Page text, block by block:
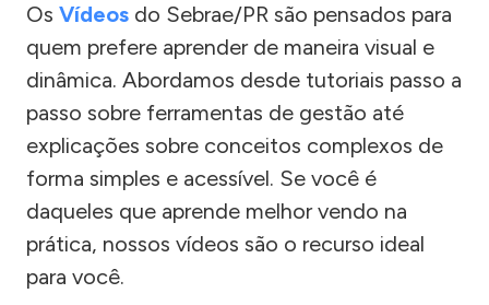
Os Vídeos do Sebrae/PR são pensados para
quem prefere aprender de maneira visual e
dinâmica. Abordamos desde tutoriais passo a
passo sobre ferramentas de gestão até
explicações sobre conceitos complexos de
forma simples e acessível. Se você é
daqueles que aprende melhor vendo na
prática, nossos vídeos são o recurso ideal
para você.